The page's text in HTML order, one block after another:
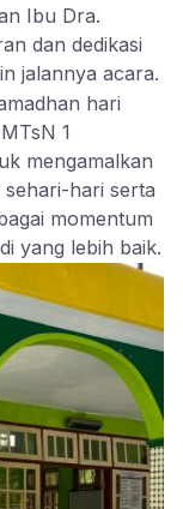
Ibu Dra.
dan dedikasi
jalannya acara.
hari
1
mengamalkan
sehari-hari serta
momentum
yang lebih baik.